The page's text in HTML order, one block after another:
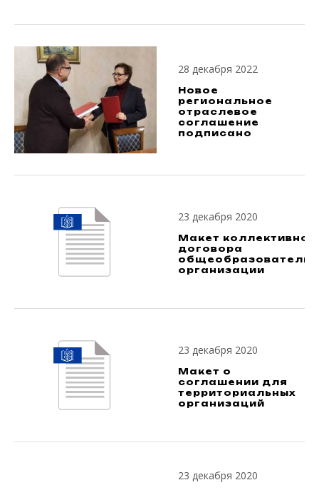
28 декабря 2022
Новое
региональное
отраслевое
соглашение
подписано
23 декабря 2020
Макет
договора
организации
23 декабря 2020
Макет о
соглашении для
территориальных
организаций
23 декабря 2020